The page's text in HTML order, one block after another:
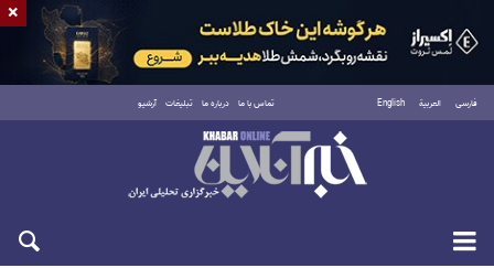
فارسی العربية English تماس با ما درباره ما تبلیغات آرشیو
پنجشنبه ۱۵ مرداد ۱۴۰۵
×